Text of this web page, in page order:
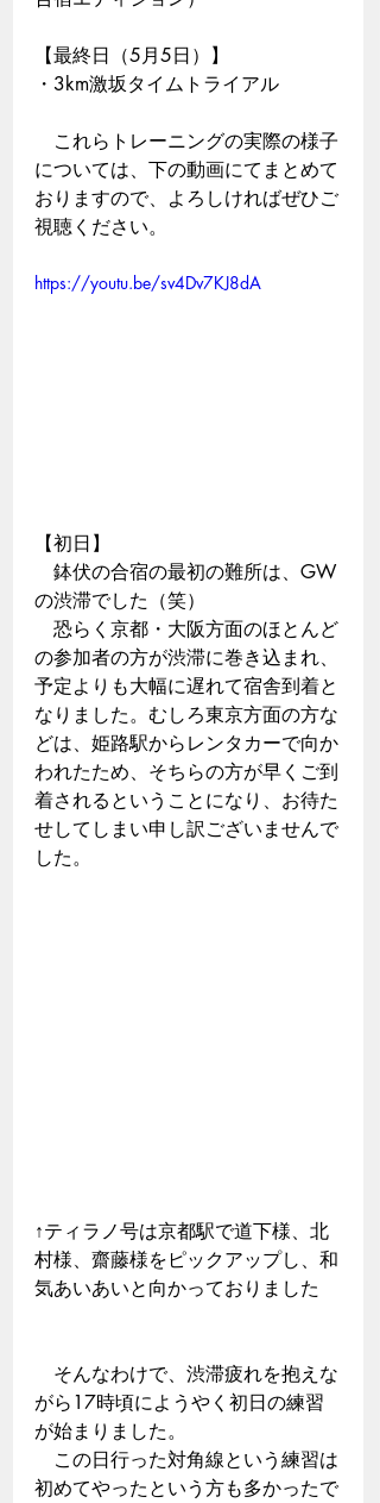
【最終日（5月5日）】
・3km激坂タイムトライアル
これらトレーニングの実際の様子
については、下の動画にてまとめて
おりますので、よろしければぜひご
視聴ください。
https://youtu.be/sv4Dv7KJ8dA
【初日】
鉢伏の合宿の最初の難所は、GW
の渋滞でした（笑）
恐らく京都・大阪方面のほとんど
の参加者の方が渋滞に巻き込まれ、
予定よりも大幅に遅れて宿舎到着と
なりました。むしろ東京方面の方な
どは、姫路駅からレンタカーで向か
われたため、そちらの方が早くご到
着されるということになり、お待た
せしてしまい申し訳ございませんで
した。
↑ティラノ号は京都駅で道下様、北
村様、齋藤様をピックアップし、和
気あいあいと向かっておりました
そんなわけで、渋滞疲れを抱えな
がら17時頃にようやく初日の練習
が始まりました。
この日行った対角線という練習は
初めてやったという方も多かったで